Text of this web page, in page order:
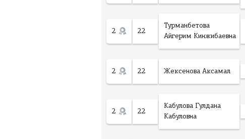
2 22
Турманбетова
Айгерим Кинжибаевна
2 22 Жексенова Аксамал
2 22
Кабулова Гулдана
Кабуловна